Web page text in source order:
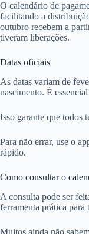
O calendário de
facilitando a
outubro recebem a
tiveram liberações.
Datas oficiais
As datas variam de
nascimento. É
Isso garante que todos
Para não errar, use o
rápido.
Como consultar o
A consulta pode ser
ferramenta prática para
Muitos ainda não